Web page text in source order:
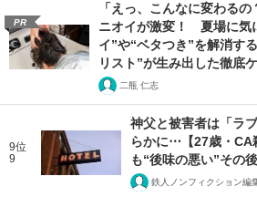
PR
「えっ、こんなに変わる
ニオイが激変！ 夏場に気
イ”や“ベタつき”を解消す
リスト”が生み出した徹底
二瓶 仁志
9位
9
神父と被害者は「ラ
らかに⋯【27歳・CA
も“後味の悪い”その
鉄人ノンフィクション編